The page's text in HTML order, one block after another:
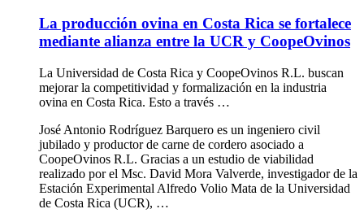
La producción ovina en Costa Rica se fortalece
mediante alianza entre la UCR y CoopeOvinos
La Universidad de Costa Rica y CoopeOvinos R.L. buscan
mejorar la competitividad y formalización en la industria
ovina en Costa Rica. Esto a través …
José Antonio Rodríguez Barquero es un ingeniero civil
jubilado y productor de carne de cordero asociado a
CoopeOvinos R.L. Gracias a un estudio de viabilidad
realizado por el Msc. David Mora Valverde, investigador de la
Estación Experimental Alfredo Volio Mata de la Universidad
de Costa Rica (UCR), …